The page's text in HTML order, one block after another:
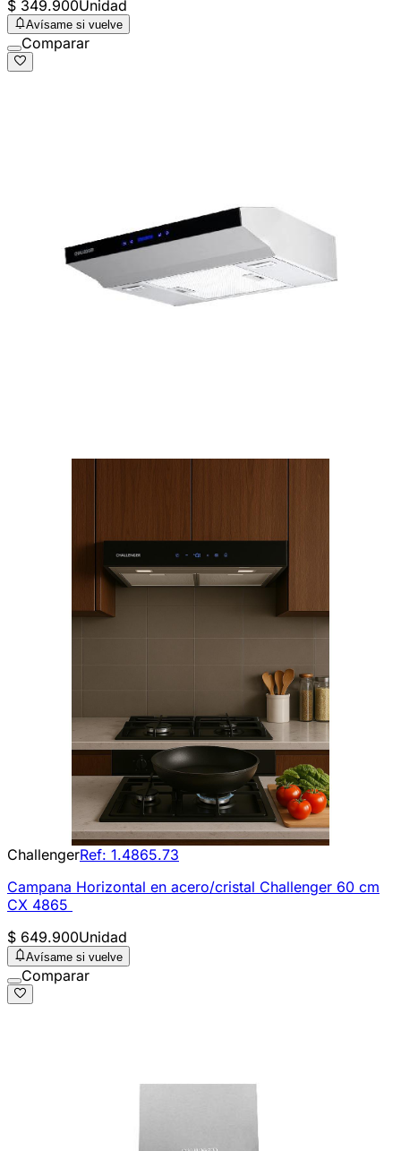
$ 349.900Unidad
Avísame si vuelve
Comparar
ChallengerRef: 1.4865.73
Campana Horizontal en acero/cristal Challenger 60 cm
CX 4865
$ 649.900Unidad
Avísame si vuelve
Comparar